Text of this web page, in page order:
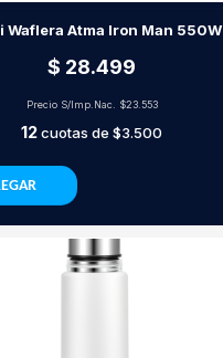
Waflera Atma Iron Man 550W
$ 28.499
Precio S/Imp.Nac. $23.553
12cuotas de $3.500